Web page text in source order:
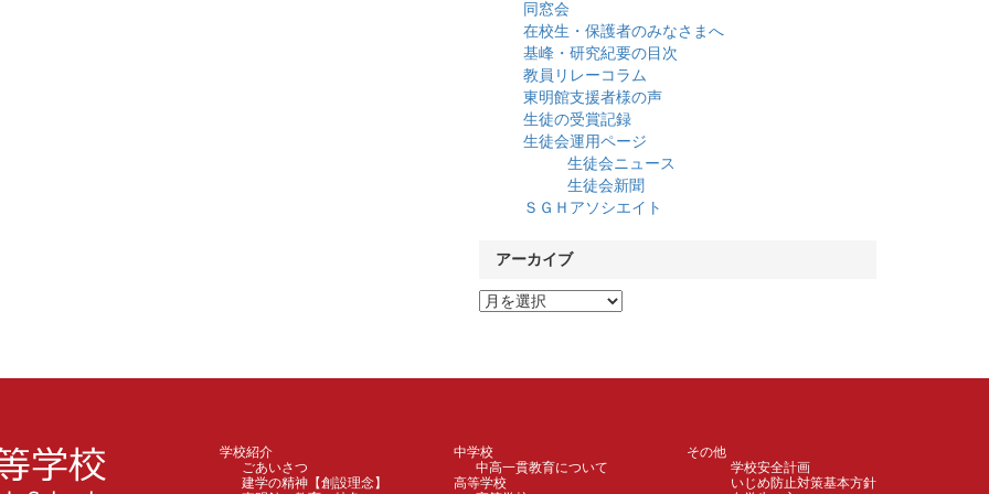
同窓会
在校生・保護者のみなさまへ
基峰・研究紀要の目次
教員リレーコラム
東明館支援者様の声
生徒の受賞記録
生徒会運用ページ
生徒会ニュース
生徒会新聞
ＳＧＨアソシエイト
アーカイブ
ア
学校紹介
ごあいさつ
建学の精神【創設理念】
中学校
中高一貫教育について
高等学校
その他
学校安全計画
いじめ防止対策基本方針